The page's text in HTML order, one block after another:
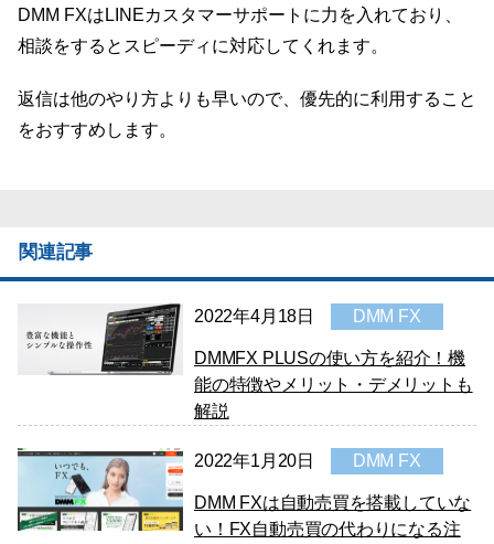
DMM FXはLINEカスタマーサポートに力を入れており、
相談をするとスピーディに対応してくれます。
返信は他のやり方よりも早いので、優先的に利用すること
をおすすめします。
関連記事
2022年4月18日 DMM FX
DMMFX PLUSの使い方を紹介！機
能の特徴やメリット・デメリットも
解説
2022年1月20日 DMM FX
DMM FXは自動売買を搭載していな
い！FX自動売買の代わりになる注